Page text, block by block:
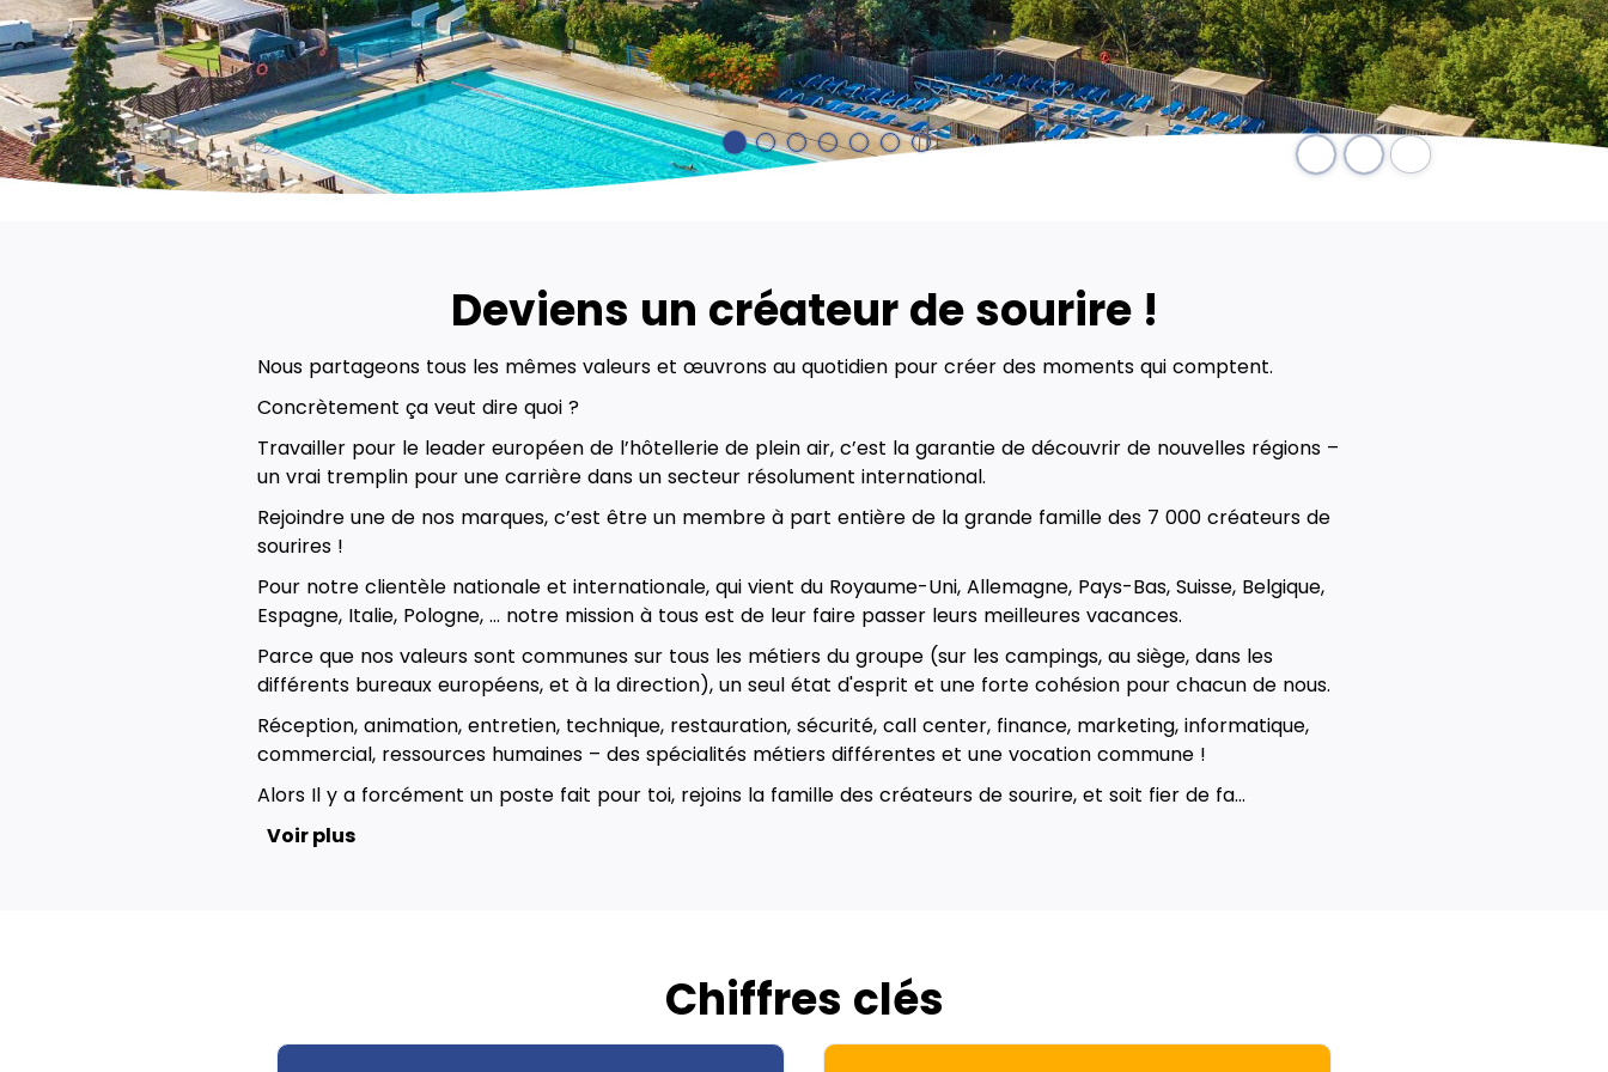
Pause
Deviens un créateur de sourire !
Nous partageons tous les mêmes valeurs et œuvrons au quotidien pour créer des moments qui comptent.
Concrètement ça veut dire quoi ?
Travailler pour le leader européen de l’hôtellerie de plein air, c’est la garantie de découvrir de nouvelles régions –
un vrai tremplin pour une carrière dans un secteur résolument international.
Rejoindre une de nos marques, c’est être un membre à part entière de la grande famille des 7 000 créateurs de
sourires !
Pour notre clientèle nationale et internationale, qui vient du Royaume-Uni, Allemagne, Pays-Bas, Suisse, Belgique,
Espagne, Italie, Pologne, … notre mission à tous est de leur faire passer leurs meilleures vacances.
Parce que nos valeurs sont communes sur tous les métiers du groupe (sur les campings, au siège, dans les
différents bureaux européens, et à la direction), un seul état d'esprit et une forte cohésion pour chacun de nous.
Réception, animation, entretien, technique, restauration, sécurité, call center, finance, marketing, informatique,
commercial, ressources humaines – des spécialités métiers différentes et une vocation commune !
Alors Il y a forcément un poste fait pour toi, rejoins la famille des créateurs de sourire, et soit fier de fa...
Voir plus
Chiffres clés